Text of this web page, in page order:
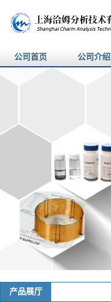
公司首页 公司介绍
产品展厅